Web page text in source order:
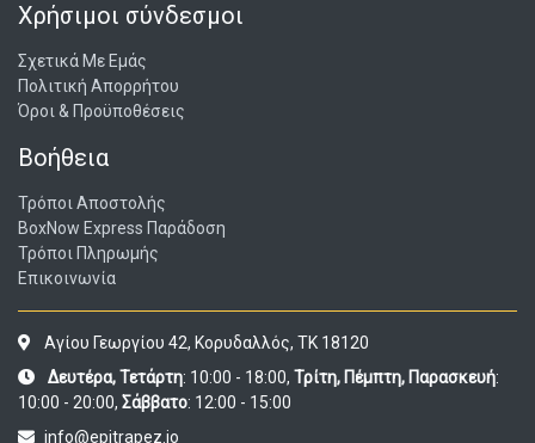
Χρήσιμοι σύνδεσμοι
Σχετικά Με Εμάς
Πολιτική Απορρήτου
Όροι & Προϋποθέσεις
Βοήθεια
Τρόποι Αποστολής
BoxNow Express Παράδοση
Τρόποι Πληρωμής
Επικοινωνία
Αγίου Γεωργίου 42, Κορυδαλλός, ΤΚ 18120
Δευτέρα, Τετάρτη: 10:00 - 18:00, Τρίτη, Πέμπτη, Παρασκευή:
10:00 - 20:00, Σάββατο: 12:00 - 15:00
info@epitrapez.io